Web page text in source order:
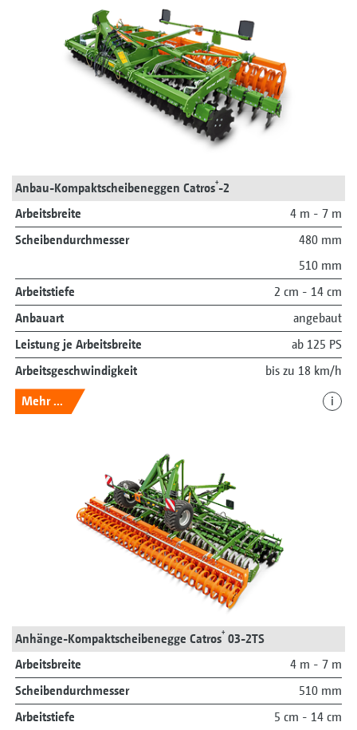
Anbau-Kompaktscheibeneggen Catros+-2
Arbeitsbreite
4 m - 7 m
Scheibendurchmesser
480 mm
510 mm
Arbeitstiefe
2 cm - 14 cm
Anbauart
angebaut
Leistung je Arbeitsbreite
ab 125 PS
Arbeitsgeschwindigkeit
bis zu 18 km/h
Mehr ...
i
Anhänge-Kompaktscheibenegge Catros+ 03-2TS
Arbeitsbreite
4 m - 7 m
Scheibendurchmesser
510 mm
Arbeitstiefe
5 cm - 14 cm